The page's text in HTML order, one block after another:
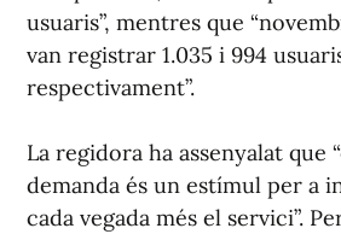
usuaris”, mentres que
van registrar 1.035 i 994
respectivament”.
La regidora ha assenyalat que
demanda és un estímul per a
cada vegada més el servici”.